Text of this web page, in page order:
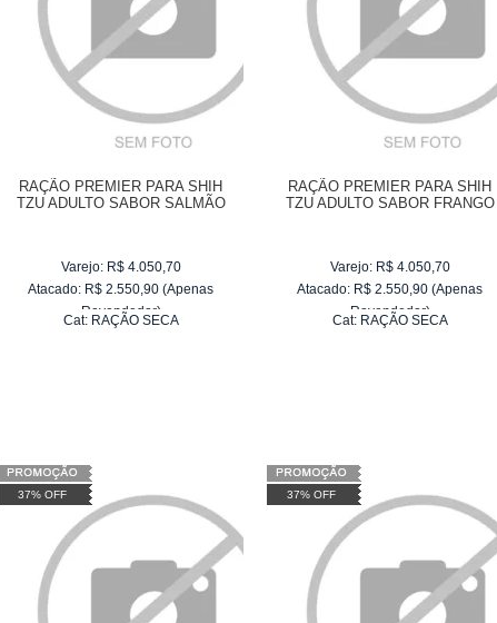
RAÇÃO PREMIER PARA SHIH
TZU ADULTO SABOR SALMÃO
Varejo: R$ 4.050,70
Atacado: R$ 2.550,90 (Apenas
Revendedor)
R$ 255,09
Cat: RAÇÃO SECA
RAÇÃO PREMIER PARA SHIH
TZU ADULTO SABOR FRANGO
Varejo: R$ 4.050,70
Atacado: R$ 2.550,90 (Apenas
Revendedor)
R$ 255,09
Cat: RAÇÃO SECA
37% OFF 37% OFF